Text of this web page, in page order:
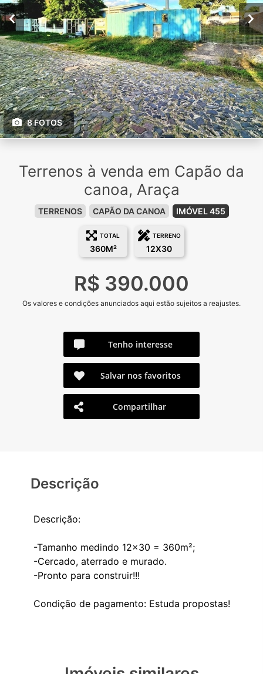
8 FOTOS
Terrenos à venda em Capão da
canoa, Araça
TERRENOS CAPÃO DA CANOA IMÓVEL 455
TOTAL
360M²
TERRENO
12X30
R$ 390.000
Os valores e condições anunciados aqui estão sujeitos a reajustes.
Tenho interesse
Salvar nos favoritos
Compartilhar
Descrição
Descrição:
-Tamanho medindo 12x30 = 360m²;
-Cercado, aterrado e murado.
-Pronto para construir!!!